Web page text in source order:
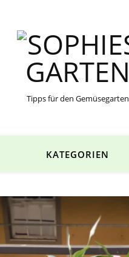
Tipps für den Gemüsegarten
KATEGORIEN